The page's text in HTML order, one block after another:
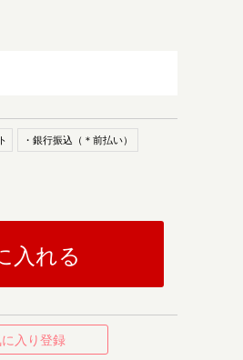
・銀行振込（＊前払い）
入れる
入り登録